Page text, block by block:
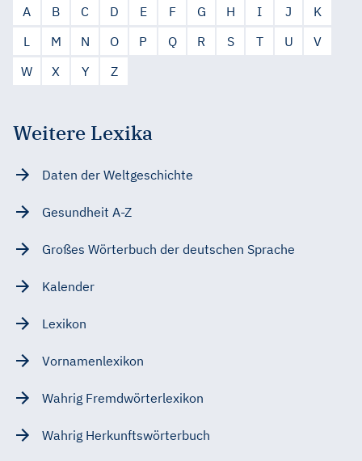
A B C D E F G H I J
K
L
M N O P Q R S T U
V
W
X Y Z
Weitere Lexika
Daten der Weltgeschichte
Gesundheit A-Z
Großes Wörterbuch der deutschen Sprache
Kalender
Lexikon
Vornamenlexikon
Wahrig Fremdwörterlexikon
Wahrig Herkunftswörterbuch